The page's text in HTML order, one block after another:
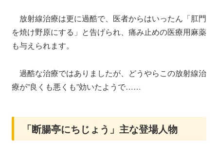
放射線治療は更に過酷で、医者からはいったん「肛門
を焼け野原にする」と告げられ、痛み止めの医療用麻薬
も与えられます。
過酷な治療ではありましたが、どうやらこの放射線治
療が”良くも悪くも”効いたようで……
「断腸亭にちじょう」主な登場人物